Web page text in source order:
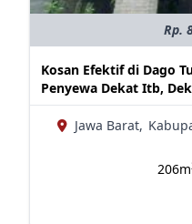
Rp.
Kosan Efektif di Dago
Penyewa Dekat Itb,
Jawa Barat,
206m